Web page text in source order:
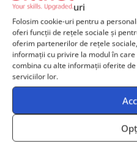
uri
Folosim cookie-uri pentru a
oferi funcții de rețele sociale și
oferim partenerilor de rețele
informații cu privire la modul în
combina cu alte informații oferite
serviciilor lor.
Nu sunt recomandări în
Ai nevoie de
pentru
potrivite